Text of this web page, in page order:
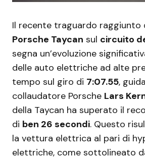
Il recente traguardo raggiunto
Porsche Taycan sul circuito
segna un’evoluzione
delle auto elettriche ad alte
tempo sul giro di 7:07.55,
collaudatore Porsche Lars
della Taycan ha superato il
di ben 26 secondi. Questo
la vettura elettrica al pari di
elettriche, come sottolineato